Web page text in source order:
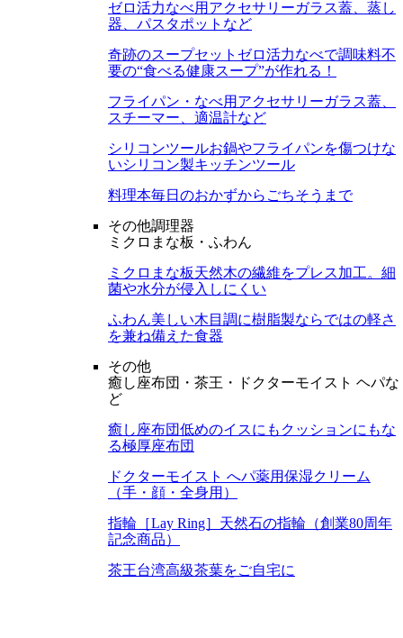
ゼロ活力なべ用アクセサリーガラス蓋、蒸し
器、パスタポットなど
奇跡のスープセット ゼロ活力なべで調味料不
要の“食べる健康スープ”が作れる！
フライパン・なべ用アクセサリーガラス蓋、
スチーマー、適温計など
シリコンツールお鍋やフライパンを傷つけな
いシリコン製キッチンツール
料理本毎日のおかずからごちそうまで
その他調理器
ミクロまな板・ふわん
ミクロまな板天然木の繊維をプレス加工。細
菌や水分が侵入しにくい
ふわん美しい木目調に樹脂製ならではの軽さ
を兼ね備えた食器
その他
癒し座布団・茶王・ドクターモイスト ヘパな
ど
癒し座布団低めのイスにもクッションにもな
る極厚座布団
ドクターモイスト へパ薬用保湿クリーム
（手・顔・全身用）
指輪［Lay Ring］ 天然石の指輪（創業80周年
記念商品）
茶王台湾高級茶葉をご自宅に